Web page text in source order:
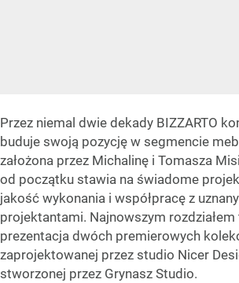
Przez niemal dwie dekady BIZZARTO
buduje swoją pozycję w segmencie
założona przez Michalinę i Tomasza
od początku stawia na świadome
jakość wykonania i współpracę z
projektantami. Najnowszym
prezentacja dwóch premierowych
zaprojektowanej przez studio Nicer
stworzonej przez Grynasz Studio.